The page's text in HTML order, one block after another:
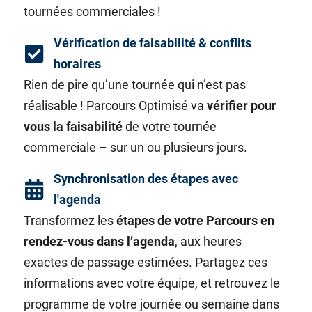
tournées commerciales !
Vérification de faisabilité & conflits
horaires
Rien de pire qu’une tournée qui n’est pas
réalisable ! Parcours Optimisé vavérifier pour
vous la faisabilitéde votre tournée
commerciale – sur un ou plusieurs jours.
Synchronisation des étapes avec
l'agenda
Transformez lesétapes de votre Parcours en
rendez-vous dans l’agenda, aux heures
exactes de passage estimées. Partagez ces
informations avec votre équipe, et retrouvez le
programme de votre journée ou semaine dans